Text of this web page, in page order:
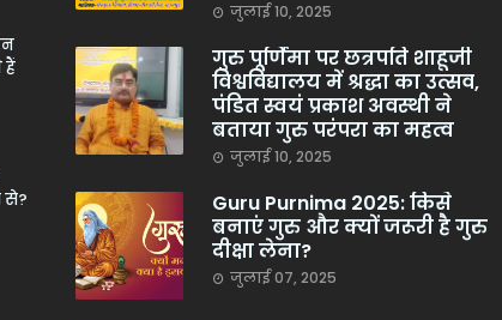
हैं
से?
जुलाई 10, 2025
गुरु पूर्णिमा पर छत्रपति शाहूजी
विश्वविद्यालय में श्रद्धा का उत्सव,
पंडित स्वयं प्रकाश अवस्थी ने
बताया गुरु परंपरा का महत्व
जुलाई 10, 2025
Guru Purnima 2025: किसे
बनाएं गुरु और क्यों जरूरी है गुरु
दीक्षा लेना?
जुलाई 07, 2025